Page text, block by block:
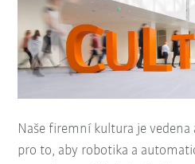
Naše firemní kultura je
pro to, aby robotika a